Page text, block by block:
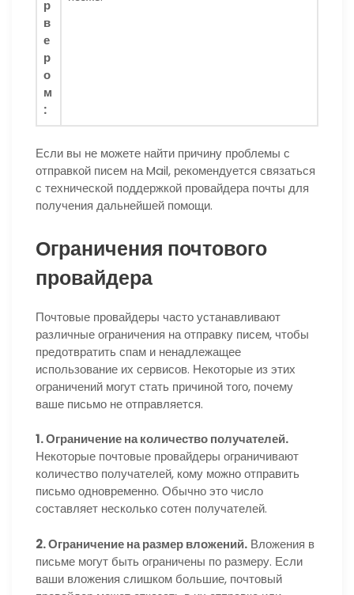
р
в
е
р
о
м
:
Если вы не можете найти причину проблемы с
отправкой писем на Mail, рекомендуется связаться
с технической поддержкой провайдера почты для
получения дальнейшей помощи.
Ограничения почтового
провайдера
Почтовые провайдеры часто устанавливают
различные ограничения на отправку писем, чтобы
предотвратить спам и ненадлежащее
использование их сервисов. Некоторые из этих
ограничений могут стать причиной того, почему
ваше письмо не отправляется.
1. Ограничение на количество получателей.
Некоторые почтовые провайдеры ограничивают
количество получателей, кому можно отправить
письмо одновременно. Обычно это число
составляет несколько сотен получателей.
2. Ограничение на размер вложений. Вложения в
письме могут быть ограничены по размеру. Если
ваши вложения слишком большие, почтовый